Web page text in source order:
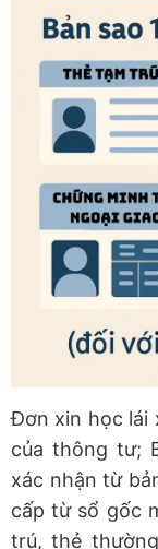
Đơn xin học lái
của thông tư;
xác nhận từ
cấp từ sổ gốc
trú, thẻ